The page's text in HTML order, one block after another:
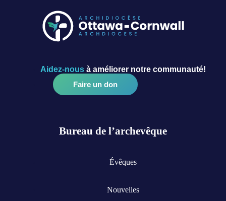
Aidez-nous à améliorer notre communauté!
Faire un don
Bureau de l’archevêque
Évêques
Nouvelles